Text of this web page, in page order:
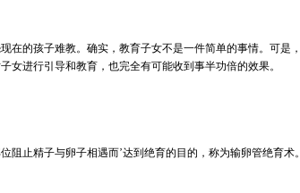
在的孩子难教。确实，教育子女不是一件简单的事情。可是，
女进行引导和教育，也完全有可能收到事半功倍的效果。
止精子与卵子相遇而’达到绝育的目的，称为输卵管绝育术。